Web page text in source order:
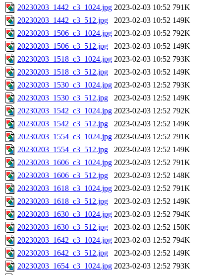
20230203_1442_c3_1024.jpg 2023-02-03 10:52 791K
20230203_1442_c3_512.jpg
2023-02-03 10:52 149K
20230203_1506_c3_1024.jpg 2023-02-03 10:52 792K
20230203_1506_c3_512.jpg
2023-02-03 10:52 149K
20230203_1518_c3_1024.jpg 2023-02-03 10:52 793K
20230203_1518_c3_512.jpg
2023-02-03 10:52 149K
20230203_1530_c3_1024.jpg 2023-02-03 12:52 793K
20230203_1530_c3_512.jpg
2023-02-03 12:52 149K
20230203_1542_c3_1024.jpg 2023-02-03 12:52 792K
20230203_1542_c3_512.jpg
2023-02-03 12:52 149K
20230203_1554_c3_1024.jpg 2023-02-03 12:52 791K
20230203_1554_c3_512.jpg
2023-02-03 12:52 149K
20230203_1606_c3_1024.jpg 2023-02-03 12:52 791K
20230203_1606_c3_512.jpg
2023-02-03 12:52 148K
20230203_1618_c3_1024.jpg 2023-02-03 12:52 791K
20230203_1618_c3_512.jpg
2023-02-03 12:52 149K
20230203_1630_c3_1024.jpg 2023-02-03 12:52 794K
20230203_1630_c3_512.jpg
2023-02-03 12:52 150K
20230203_1642_c3_1024.jpg 2023-02-03 12:52 794K
20230203_1642_c3_512.jpg
2023-02-03 12:52 149K
20230203_1654_c3_1024.jpg 2023-02-03 12:52 793K